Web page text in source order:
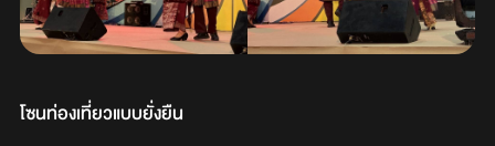
โซนท่องเที่ยวแบบยั่งยืน